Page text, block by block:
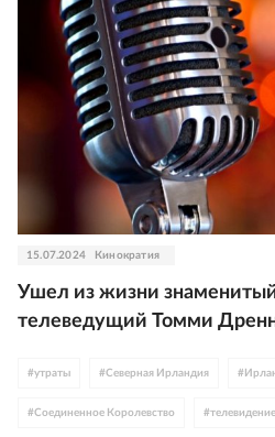
15.07.2024 Кинократия
Ушел из жизни
телеведущий Томми
#утраты #Северная Ирландия #
#Соединенное Королевство #телевидение